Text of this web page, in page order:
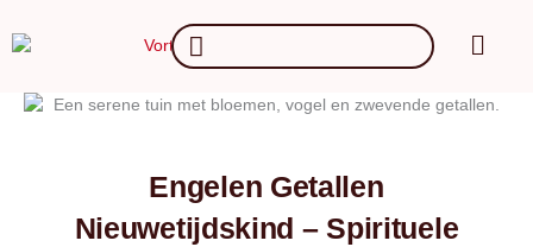
naar
inhoud
Main
Menu
Search
...
Engelen Getallen
Nieuwetijdskind – Spirituele